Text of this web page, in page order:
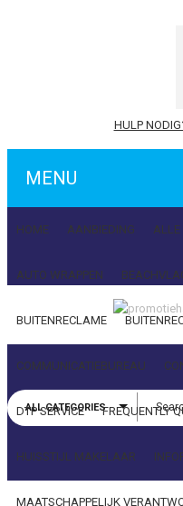
HULP
MENU
HOME AANBIEDING ALLE
AUTO WRAPPEN
BUITENRECLAME
COMMUNICATIEBUREAU
DTP SERVICE FREQUENTLY
HUISSTIJL MAKELAAR
MAATSCHAPPELIJK
ALL CATEGORIES